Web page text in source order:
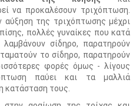
να προκαλέσουν τριχόπτωση.
αύξηση της τριχόπτωσης μέχρι
πολλές γυναίκες που κατά
σίδηρο, παρατηρούν
το σίδηρο, παρατηρούν
φορές όμως - λίγους
παύει και τα μαλλιά
κατάσταση τους.